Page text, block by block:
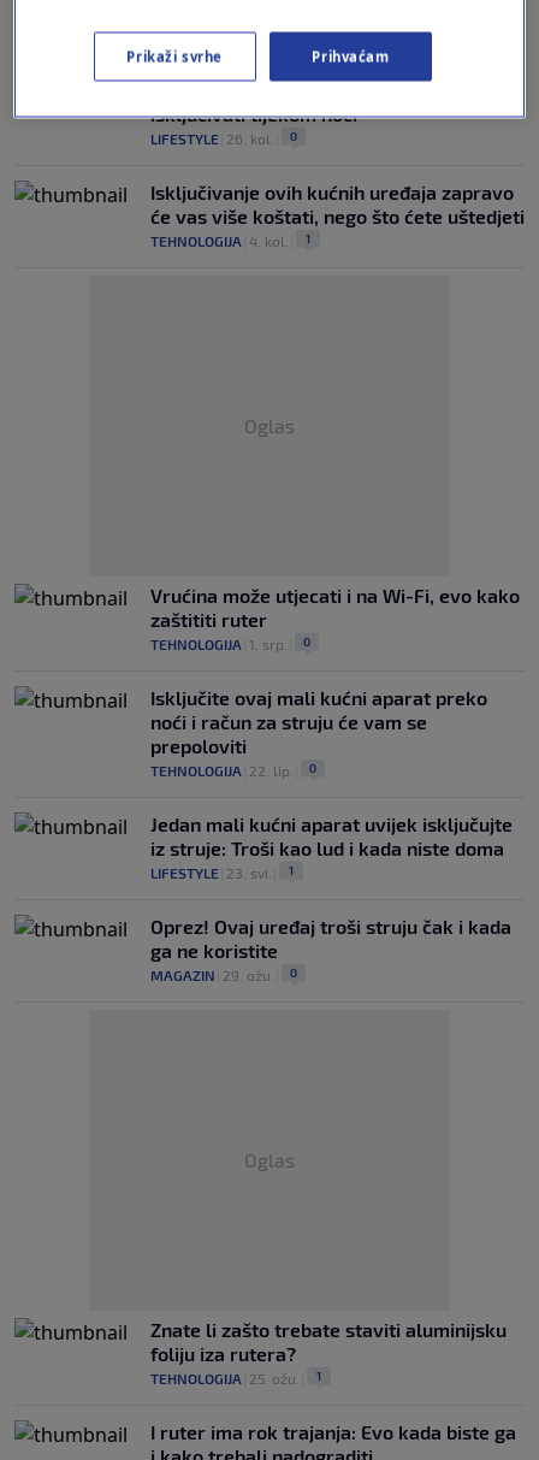
LIFESTYLE|14. stu.| 0
Električar otkrio koji uređaj treba
isključivati tijekom noći
LIFESTYLE 26. kol. 0
Isključivanje ovih kućnih uređaja zapravo
će vas više koštati, nego što ćete uštedjeti
TEHNOLOGIJA 4. kol. 1
Oglas
Vrućina može utjecati i na Wi-Fi, evo kako
zaštititi ruter
TEHNOLOGIJA 1. srp. 0
Isključite ovaj mali kućni aparat preko
noći i račun za struju će vam se
prepoloviti
TEHNOLOGIJA 22. lip. 0
Jedan mali kućni aparat uvijek isključujte
iz struje: Troši kao lud i kada niste doma
LIFESTYLE 23. svi. 1
Oprez! Ovaj uređaj troši struju čak i kada
ga ne koristite
MAGAZIN 29. ožu. 0
Oglas
Znate li zašto trebate staviti aluminijsku
foliju iza rutera?
TEHNOLOGIJA 25. ožu. 1
I ruter ima rok trajanja: Evo kada biste ga
Prikaži svrhe Prihvaćam